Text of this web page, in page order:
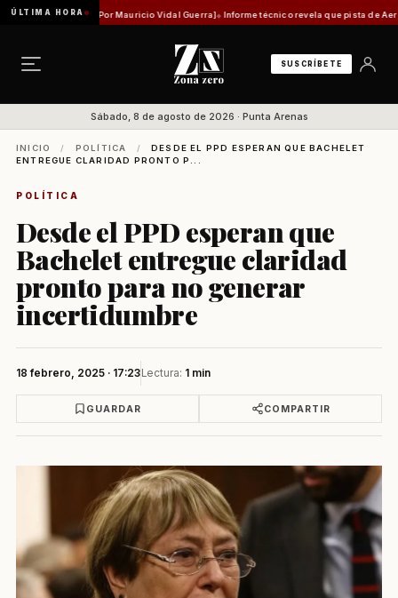
ÚLTIMA HORA
histórica [Por Mauricio Vidal Guerra] Informe técnico revela que pista de
SUSCRÍBETE
Sábado, 8 de agosto de 2026 · Punta Arenas
INICIO / POLÍTICA /
DESDE EL PPD ESPERAN QUE BACHELET
ENTREGUE CLARIDAD PRONTO P...
POLÍTICA
Desde el PPD esperan que
Bachelet entregue claridad
pronto para no generar
incertidumbre
18 febrero, 2025 · 17:23Lectura: 1 min
GUARDAR COMPARTIR